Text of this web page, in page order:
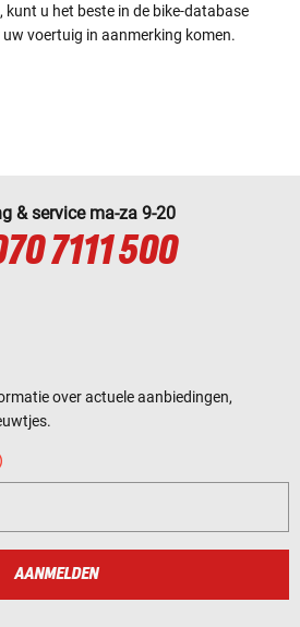
u het beste in de bike-database
voertuig in aanmerking komen.
& service ma-za 9-20
7111 500
over actuele aanbiedingen,
AANMELDEN